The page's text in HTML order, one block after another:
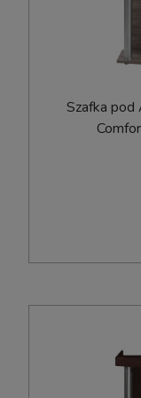
Szafka